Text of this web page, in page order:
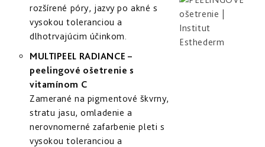
rozšírené póry, jazvy po akné s
vysokou toleranciou a
dlhotrvajúcim účinkom.
MULTIPEEL RADIANCE –
peelingové ošetrenie s
vitamínom C
Zamerané na pigmentové škvrny,
stratu jasu, omladenie a
nerovnomerné zafarbenie pleti s
vysokou toleranciou a